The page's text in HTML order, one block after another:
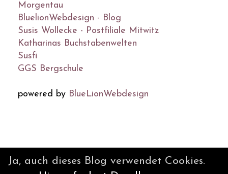
Morgentau
BluelionWebdesign - Blog
Susis Wollecke - Postfiliale Mitwitz
Katharinas Buchstabenwelten
Susfi
GGS Bergschule
powered by BlueLionWebdesign
BlueLionWebdesign.de
Ja, auch dieses Blog verwendet Cookies.